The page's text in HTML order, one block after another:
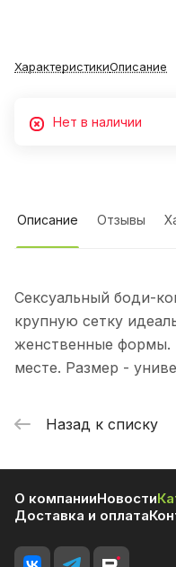
ХарактеристикиОписание
Нет в наличии
Описание Отзывы
Сексуальный боди-
крупную сетку
женственные формы.
месте. Размер -
Назад к списку
О компанииНовости
Доставка и оплата